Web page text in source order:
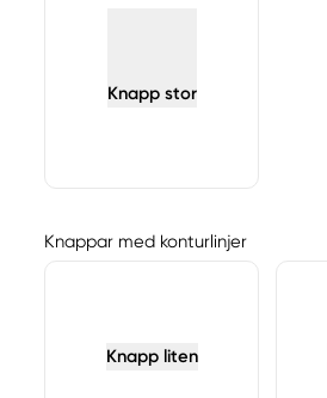
Knapp stor
Knappar med konturlinjer
Knapp liten